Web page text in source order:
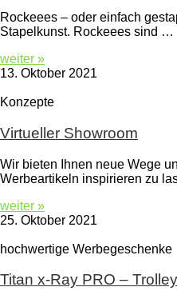
Rockeees – oder einfach
Stapelkunst. Rockeees sind …
weiter »
13. Oktober 2021
Konzepte
Virtueller Showroom
Wir bieten Ihnen neue Wege
Werbeartikeln inspirieren zu
weiter »
25. Oktober 2021
hochwertige Werbegeschenke
Titan x-Ray PRO –